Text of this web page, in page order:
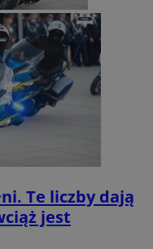
Te liczby dają
jest